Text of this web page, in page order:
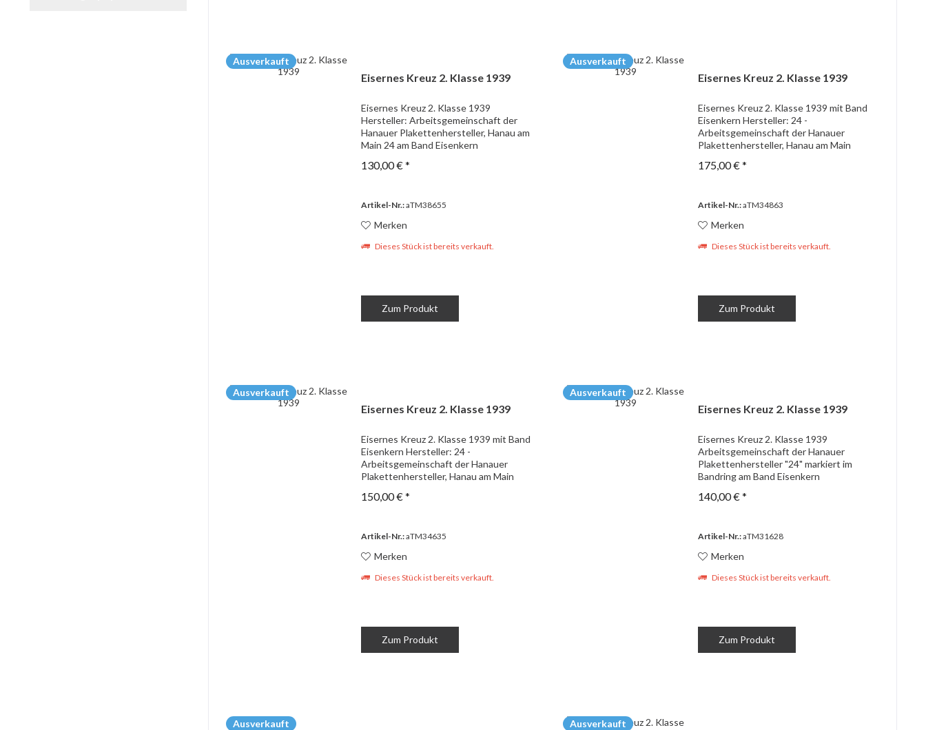
Ausverkauft
Eisernes Kreuz 2. Klasse 1939
Eisernes Kreuz 2. Klasse 1939
Hersteller: Arbeitsgemeinschaft der
Hanauer Plakettenhersteller, Hanau am
Main 24 am Band Eisenkern
130,00 € *
Artikel-Nr.:aTM38655
Merken
Dieses Stück ist bereits verkauft.
Zum Produkt
Ausverkauft
Eisernes Kreuz 2. Klasse 1939
Eisernes Kreuz 2. Klasse 1939 mit Band
Eisenkern Hersteller: 24 -
Arbeitsgemeinschaft der Hanauer
Plakettenhersteller, Hanau am Main
175,00 € *
Artikel-Nr.:aTM34863
Merken
Dieses Stück ist bereits verkauft.
Zum Produkt
Ausverkauft
Eisernes Kreuz 2. Klasse 1939
Eisernes Kreuz 2. Klasse 1939 mit Band
Eisenkern Hersteller: 24 -
Arbeitsgemeinschaft der Hanauer
Plakettenhersteller, Hanau am Main
150,00 € *
Artikel-Nr.:aTM34635
Merken
Dieses Stück ist bereits verkauft.
Zum Produkt
Ausverkauft
Eisernes Kreuz 2. Klasse 1939
Eisernes Kreuz 2. Klasse 1939
Arbeitsgemeinschaft der Hanauer
Plakettenhersteller "24" markiert im
Bandring am Band Eisenkern
140,00 € *
Artikel-Nr.:aTM31628
Merken
Dieses Stück ist bereits verkauft.
Zum Produkt
Ausverkauft Ausverkauft